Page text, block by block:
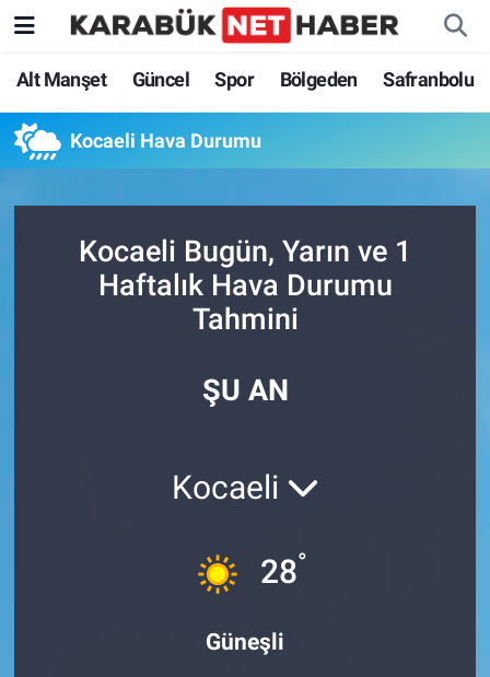
Alt Manşet Güncel Spor Bölgeden Safranbolu
Kocaeli Hava Durumu
Kocaeli Bugün, Yarın ve 1
Haftalık Hava Durumu
Tahmini
ŞU AN
Kocaeli
28°
Güneşli